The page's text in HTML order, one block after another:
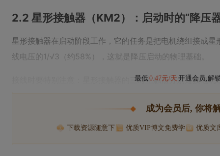
2.2 星形接触器（KM2）：启动时的“降压
星形接触器在启动阶段工作，它的任务是把电机绕组接成
线电压的1/√3（约58%），这就是降压启动的物理基础。
接线时要特别注意：星形接触器的三对主触点分别短接电机
最低0.47元/天 开通会员,解
成为会员后, 你将
下载资源随意下 优质VIP博文免费学 优质文